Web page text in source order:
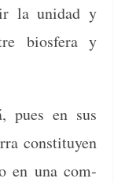
la unidad y
bios­fera y
pues en sus
con­sti­tuyen
en una com­